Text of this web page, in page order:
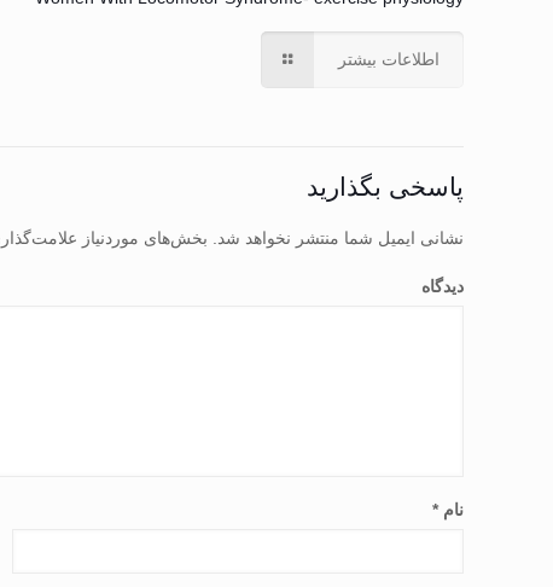
اطلاعات بیشتر
پاسخی بگذارید
نشانی ایمیل شما منتشر نخواهد شد. بخش‌های موردنیاز
دیدگاه
نام*